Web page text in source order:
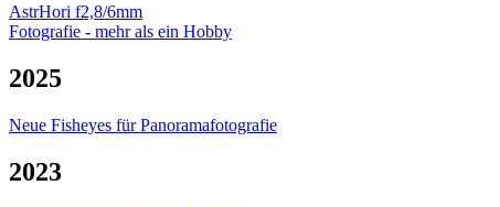
AstrHori f2,8/6mm
Fotografie - mehr als ein Hobby
2025
Neue Fisheyes für Panoramafotografie
2023